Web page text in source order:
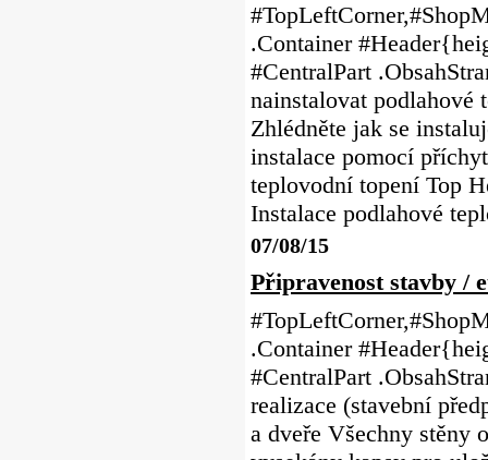
.Container
#CentralPart
nainstalovat podlahové
Zhlédněte jak se
instalace pomocí
teplovodní topení
Instalace podlahové
07/08/15
Připravenost stavby /
.Container
#CentralPart
realizace (stavební
a dveře Všechny stěny